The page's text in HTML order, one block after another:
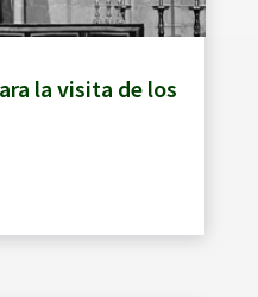
la visita de los